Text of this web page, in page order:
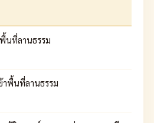
นที่ลานธรรม
พื้นที่ลานธรรม